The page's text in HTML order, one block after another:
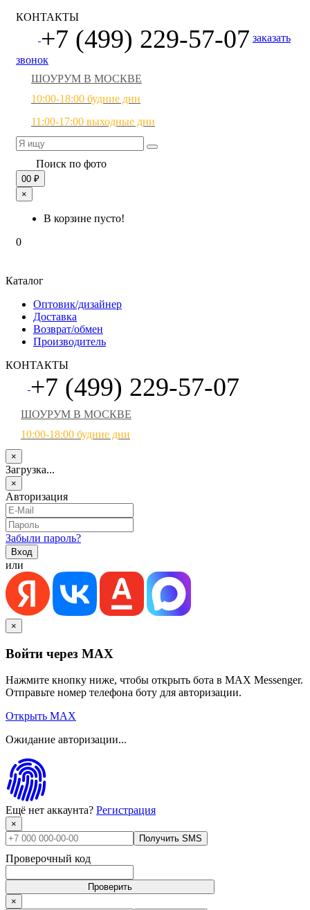
КОНТАКТЫ
+7 (499) 229-57-07 заказать
звонок
ШОУРУМ В МОСКВЕ
10:00-18:00 будние дни
11:00-17:00 выходные дни
Поиск по фото
00 ₽
×
В корзине пусто!
0
Каталог
Оптовик/дизайнер
Доставка
Возврат/обмен
Производитель
КОНТАКТЫ
+7 (499) 229-57-07
ШОУРУМ В МОСКВЕ
10:00-18:00 будние дни
×
Загрузка...
×
Авторизация
Забыли пароль?
или
×
Войти через MAX
Нажмите кнопку ниже, чтобы открыть бота в MAX Messenger.
Отправьте номер телефона боту для авторизации.
Открыть MAX
Ожидание авторизации...
Ещё нет аккаунта? Регистрация
×
Получить SMS
Проверочный код
Проверить
×